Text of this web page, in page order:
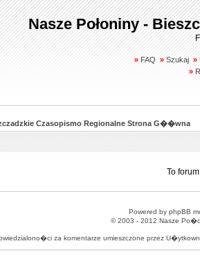
Nasze Połoniny -
» FAQ » Szukaj »
»
Czasopismo Regionalne Strona G��wna
To
Powered by phpBB
© 2003 - 2012 Nasze
za komentarze umieszczone przez